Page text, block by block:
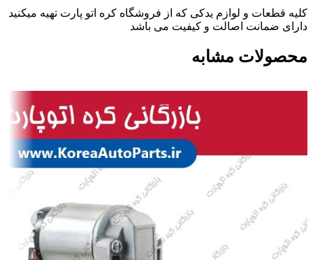
کلیه قطعات و لوازم یدکی که از فروشگاه کره اتو پارت تهیه میکنید
دارای ضمانت اصالت و کیفیت می باشد
محصولات مشابه